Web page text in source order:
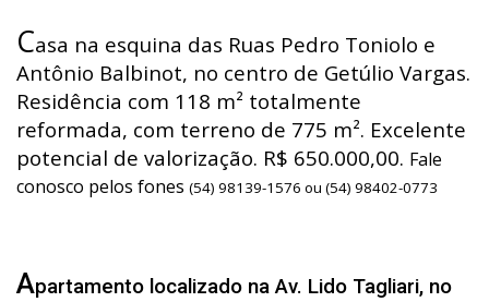
Casa na esquina das Ruas Pedro Toniolo e
Antônio Balbinot, no centro de Getúlio Vargas.
Residência com 118 m² totalmente
reformada, com terreno de 775 m². Excelente
potencial de valorização. R$ 650.000,00. Fale
conosco pelos fones (54) 98139-1576 ou (54) 98402-0773
Apartamento localizado na Av. Lido Tagliari, no